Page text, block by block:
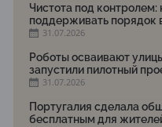
Чистота под контролем:
поддерживать порядок
31.07.2026
Роботы осваивают
запустили пилотный
31.07.2026
Португалия сделала
бесплатным для